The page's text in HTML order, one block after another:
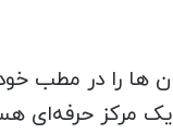
ها را در
مرکز حرفه‌ای